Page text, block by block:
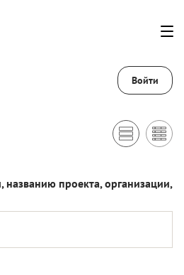
Войти
названию проекта, организации,